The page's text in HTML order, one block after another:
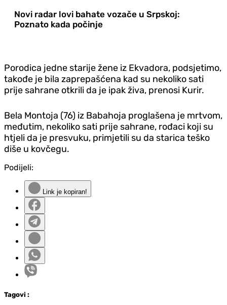
Novi radar lovi bahate vozače u Srpskoj:
Poznato kada počinje
Porodica jedne starije žene iz Ekvadora, podsjetimo,
takođe je bila zaprepašćena kad su nekoliko sati
prije sahrane otkrili da je ipak živa, prenosi Kurir.
Bela Montoja (76) iz Babahoja proglašena je mrtvom,
međutim, nekoliko sati prije sahrane, rođaci koji su
htjeli da je presvuku, primjetili su da starica teško
diše u kovčegu.
Podijeli:
Link je kopiran!
Tagovi :